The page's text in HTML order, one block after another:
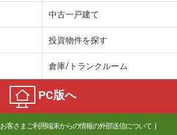
中古一戸建て
投資物件を探す
倉庫/トランクルーム
PC版へ
お客さまご利用端末からの情報の外部送信について